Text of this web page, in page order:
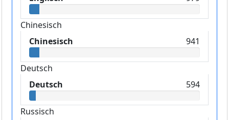
Chinesisch
Chinesisch
941
Deutsch
Deutsch
594
Russisch